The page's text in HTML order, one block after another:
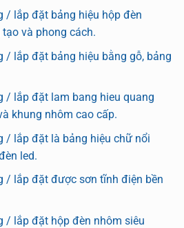
/ lắp đặt bảng hiệu hộp đèn
và phong cách.
/ lắp đặt bảng hiệu bằng gỗ, bảng
/ lắp đặt lam bang hieu quang
khung nhôm cao cấp.
/ lắp đặt là bảng hiệu chữ nổi
led.
/ lắp đặt được sơn tĩnh điện bền
/ lắp đặt hộp đèn nhôm siêu